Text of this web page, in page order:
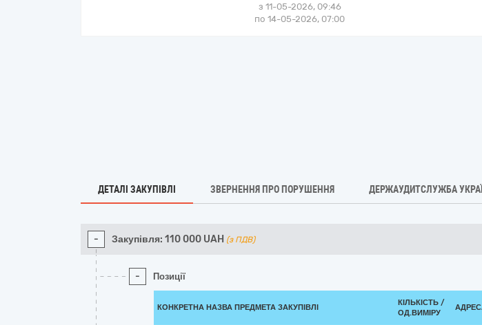
з 11-05-2026, 09:46
по 14-05-2026, 07:00
ДЕТАЛІ ЗАКУПІВЛІ ЗВЕРНЕННЯ ПРО ПОРУШЕННЯ ДЕРЖАУДИТСЛУЖБА
- Закупівля: 110 000 UAH (з ПДВ)
- Позиції
КОНКРЕТНА НАЗВА ПРЕДМЕТА ЗАКУПІВЛІ
КІЛЬКІСТЬ /
ОД.ВИМІРУ